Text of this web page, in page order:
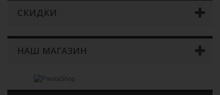
СКИДКИ
НАШ МАГАЗИН